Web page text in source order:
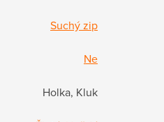
Suchý zip
Ne
Holka, Kluk